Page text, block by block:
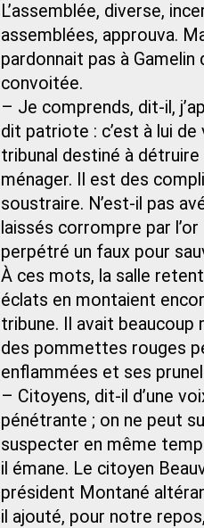
L’assemblée, diverse,
assemblées, approuva.
pardonnait pas à Gamelin
convoitée.
– Je comprends, dit-il,
dit patriote : c’est à lui
tribunal destiné à
ménager. Il est des
soustraire. N’est-il pas
laissés corrompre par
perpétré un faux pour
À ces mots, la salle
éclats en montaient
tribune. Il avait beaucoup
des pommettes rouges
enflammées et ses
– Citoyens, dit-il d’une
pénétrante ; on ne peut
suspecter en même
il émane. Le citoyen
président Montané
il ajouté, pour notre